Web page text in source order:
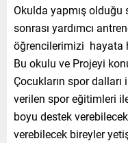
Okulda yapmış
sonrası yardımcı
öğrencilerimizi hayata
Bu okulu ve Projeyi
Çocukların spor
verilen spor eğitimleri
boyu destek
verebilecek bireyler